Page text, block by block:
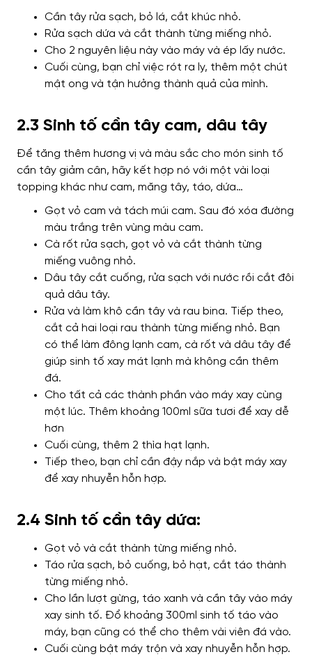
Cần tây rửa sạch, bỏ lá, cắt khúc nhỏ.
Rửa sạch dứa và cắt thành từng miếng nhỏ.
Cho 2 nguyên liệu này vào máy và ép lấy nước.
Cuối cùng, bạn chỉ việc rót ra ly, thêm một chút
mật ong và tận hưởng thành quả của mình.
2.3 Sinh tố cần tây cam, dâu tây
Để tăng thêm hương vị và màu sắc cho món sinh tố
cần tây giảm cân, hãy kết hợp nó với một vài loại
topping khác như cam, măng tây, táo, dứa…
Gọt vỏ cam và tách múi cam. Sau đó xóa đường
màu trắng trên vùng màu cam.
Cà rốt rửa sạch, gọt vỏ và cắt thành từng
miếng vuông nhỏ.
Dâu tây cắt cuống, rửa sạch với nước rồi cắt đôi
quả dâu tây.
Rửa và làm khô cần tây và rau bina. Tiếp theo,
cắt cả hai loại rau thành từng miếng nhỏ. Bạn
có thể làm đông lạnh cam, cà rốt và dâu tây để
giúp sinh tố xay mát lạnh mà không cần thêm
đá.
Cho tất cả các thành phần vào máy xay cùng
một lúc. Thêm khoảng 100ml sữa tươi để xay dễ
hơn
Cuối cùng, thêm 2 thìa hạt lạnh.
Tiếp theo, bạn chỉ cần đậy nắp và bật máy xay
để xay nhuyễn hỗn hợp.
2.4 Sinh tố cần tây dứa:
Gọt vỏ và cắt thành từng miếng nhỏ.
Táo rửa sạch, bỏ cuống, bỏ hạt, cắt táo thành
từng miếng nhỏ.
Cho lần lượt gừng, táo xanh và cần tây vào máy
xay sinh tố. Đổ khoảng 300ml sinh tố táo vào
máy, bạn cũng có thể cho thêm vài viên đá vào.
Cuối cùng bật máy trộn và xay nhuyễn hỗn hợp.